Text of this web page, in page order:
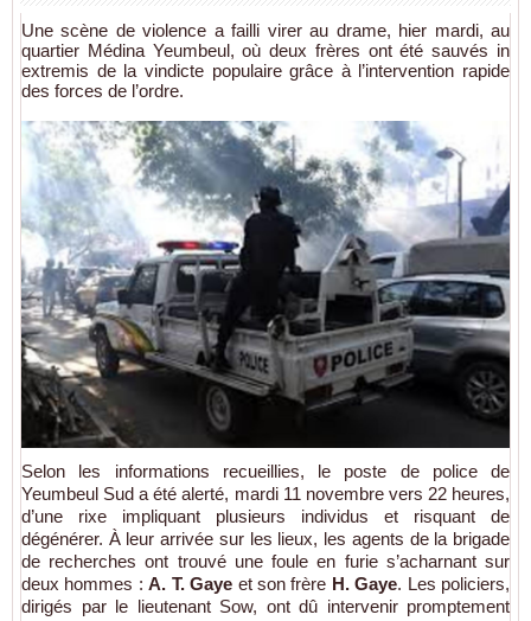
Une scène de violence a failli virer au drame, hier mardi, au
quartier Médina Yeumbeul, où deux frères ont été sauvés in
extremis de la vindicte populaire grâce à l’intervention rapide
des forces de l’ordre.
Selon les informations recueillies, le poste de police de
Yeumbeul Sud a été alerté, mardi 11 novembre vers 22 heures,
d’une rixe impliquant plusieurs individus et risquant de
dégénérer. À leur arrivée sur les lieux, les agents de la brigade
de recherches ont trouvé une foule en furie s’acharnant sur
deux hommes :A. T. Gaye et son frère H. Gaye. Les policiers,
dirigés par le lieutenant Sow, ont dû intervenir promptement